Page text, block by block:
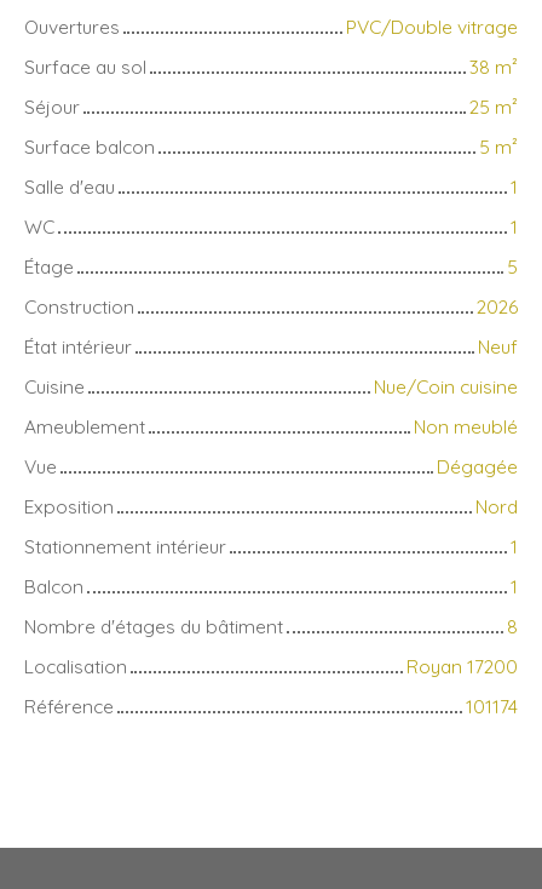
Ouvertures
PVC/Double vitrage
Surface au sol
38 m²
Séjour
25 m²
Surface balcon
5 m²
Salle d'eau
1
WC
1
Étage
5
Construction
2026
État intérieur
Neuf
Cuisine
Nue/Coin cuisine
Ameublement
Non meublé
Vue
Dégagée
Exposition
Nord
Stationnement intérieur
1
Balcon
1
Nombre d'étages du bâtiment
8
Localisation
Royan 17200
Référence
101174